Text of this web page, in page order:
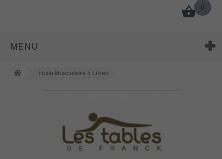
MENU
0
Huile Musculaire 5 Litres